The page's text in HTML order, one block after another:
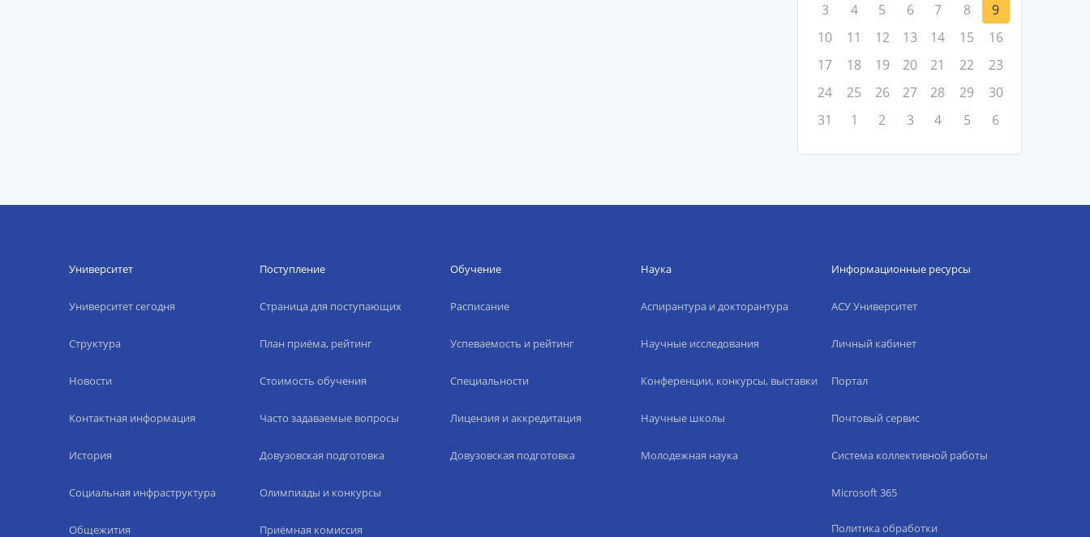
3
4 5 6 7 8
9
10
11 12 13 14 15
16
17
18 19 20 21 22
23
24
25 26 27 28 29
30
31
1 2 3 4 5 6
Университет
Университет сегодня
Структура
Новости
Контактная информация
История
Социальная инфраструктура
Общежития
Поступление
Страница для поступающих
План приёма, рейтинг
Стоимость обучения
Часто задаваемые вопросы
Довузовская подготовка
Олимпиады и конкурсы
Приёмная комиссия
Обучение
Расписание
Успеваемость и рейтинг
Специальности
Лицензия и аккредитация
Довузовская подготовка
Наука
Аспирантура и докторантура
Научные исследования
Конференции, конкурсы, выставки
Научные школы
Молодежная наука
Информационные ресурсы
АСУ Университет
Личный кабинет
Портал
Почтовый сервис
Система коллективной работы
Microsoft 365
Политика обработки